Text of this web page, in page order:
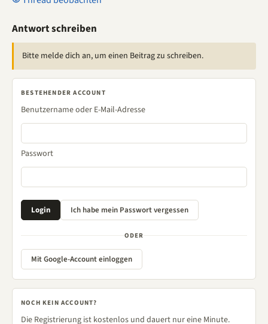
Antwort schreiben
Bitte melde dich an, um einen Beitrag zu schreiben.
BESTEHENDER ACCOUNT
Benutzername oder E-Mail-Adresse
Passwort
ODER
Mit Google-Account einloggen
NOCH KEIN ACCOUNT?
Die Registrierung ist kostenlos und dauert nur eine Minute.